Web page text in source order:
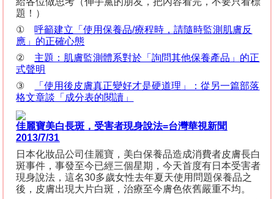
題！）
①
呼籲建立「使用保養品/療程時，請隨時監測肌膚反
應」的正確心態
②
主題：肌膚監測體系對於「詢問其他保養產品」的正
式聲明
③
「使用後皮膚真正變好才是硬道理」：從另一篇部落
格文章談「成分表的閱讀」
佳麗寶美白長斑 ， 受害者現身說法=台灣華視新聞
2013/7/31
日本化妝品公司佳麗寶，美白保養品造成消費者皮膚長白
斑事件，事發至今已經三個星期，今天首度有日本受害者
現身說法，這名30多歲女性去年夏天使用問題保養品之
後，皮膚出現大片白斑，治療至今膚色依舊嚴重不均。